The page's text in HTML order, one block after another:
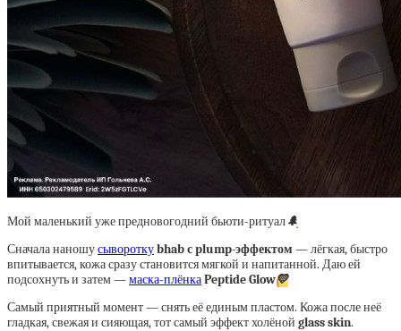
Мой маленький уже предновогодний бьюти-ритуал🌲
Сначала наношусывороткуbhab с plump-эффектом — лёгкая, быстро
впитывается, кожа сразу становится мягкой и напитанной. Даю ей
подсохнуть и затем —маска-плёнкаPeptide Glow💛
Самый приятный момент — снять её единым пластом. Кожа после неё
гладкая, свежая и сияющая, тот самый эффект холёной glass skin.